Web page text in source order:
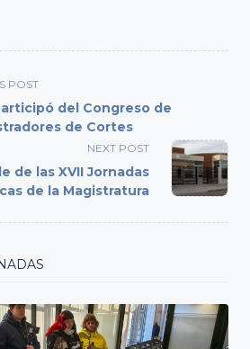
POST
del Congreso de
de Cortes
NEXT POST
de las XVII Jornadas
de la Magistratura